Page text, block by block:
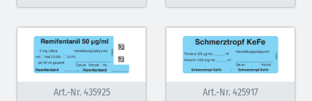
Art.-Nr. 435925
Art.-Nr. 425917